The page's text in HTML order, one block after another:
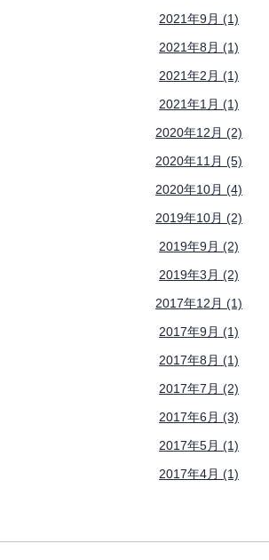
2021年9月 (1)
2021年8月 (1)
2021年2月 (1)
2021年1月 (1)
2020年12月 (2)
2020年11月 (5)
2020年10月 (4)
2019年10月 (2)
2019年9月 (2)
2019年3月 (2)
2017年12月 (1)
2017年9月 (1)
2017年8月 (1)
2017年7月 (2)
2017年6月 (3)
2017年5月 (1)
2017年4月 (1)